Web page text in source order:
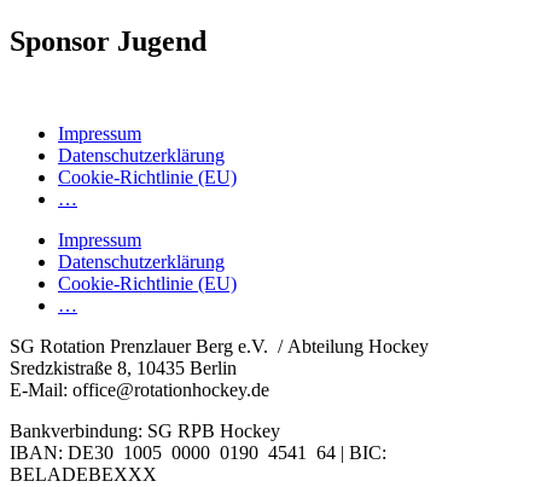
Sponsor Jugend
Impressum
Datenschutzerklärung
Cookie-Richtlinie (EU)
…
Impressum
Datenschutzerklärung
Cookie-Richtlinie (EU)
…
SG Rotation Prenzlauer Berg e.V. / Abteilung Hockey
Sredzkistraße 8, 10435 Berlin
E-Mail: office@rotationhockey.de
Bankverbindung: SG RPB Hockey
IBAN: DE30 1005 0000 0190 4541 64 | BIC:
BELADEBEXXX